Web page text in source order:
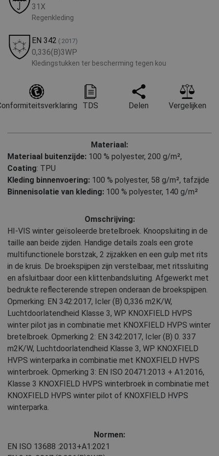
31X
Regenkleding
EN 342 (:2017)
0,336(B)3WP
Kledingstukken ter bescherming tegen kou
TDS Delen Vergelijken
Materiaal:
Materiaal buitenzijde: 100 % polyester, 200 g/m²,
Coating: TPU
Kleding binnenvoering: 100 % polyester, 58 g/m², tafzijde
Binnenisolatie van kleding: 100 % polyester, 140 g/m²
Omschrijving:
HI-VIS winter geïsoleerde bretelbroek. Knoopsluiting in de
taille aan beide zijden. Handige details zoals een grote
multifunctionele borstzak, 2 zijzakken en een gulp met rits
in de kruis. De broekspijpen zijn verstelbaar, met ritssluiting
en afsluitbaar door een klittenbandsluiting. Afgewerkt met
bedrukte reflecterende strepen onderaan de broekspijpen.
Opmerking: EN 342:2017, Icler (B) 0,336 m2K/W,
Luchtdoorlatendheid Klasse 3, WP KNOXFIELD HVPS
winter pilot jas in combinatie met KNOXFIELD HVPS winter
bretelbroek. Opmerking 2: EN 342:2017, Icler (B) 0. 337
m2K/W, Luchtdoorlatendheid Klasse 3, WP KNOXFIELD
HVPS winterparka in combinatie met KNOXFIELD HVPS
winterbroek. Opmerking 3: EN ISO 20471:2013 + A1:2016,
Klasse 3 KNOXFIELD HVPS winterbroek in combinatie met
KNOXFIELD HVPS winter pilot of KNOXFIELD HVPS
winterparka.
Normen:
EN ISO 13688 :2013+A1:2021